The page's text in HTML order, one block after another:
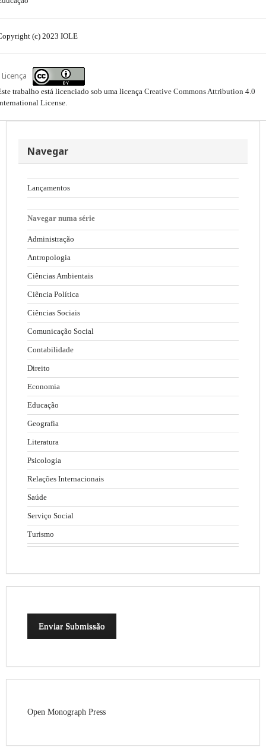
(c) 2023 IOLE
Licença
trabalho está licenciado sob uma licença Creative Commons Attribution 4.0
License
Navegar
Lançamentos
Navegar numa série
Administração
Antropologia
Ciências Ambientais
Ciência Política
Ciências Sociais
Comunicação Social
Contabilidade
Direito
Economia
Educação
Geografia
Literatura
Psicologia
Relações Internacionais
Saúde
Serviço Social
Turismo
Enviar Submissão
Open Monograph Press